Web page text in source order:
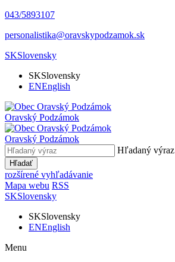
043/5893107
personalistika@oravskypodzamok.sk
SKSlovensky
SKSlovensky
ENEnglish
Oravský Podzámok
Oravský Podzámok
Hľadaný výraz
Hľadať
rozšírené vyhľadávanie
Mapa webu RSS
SKSlovensky
SKSlovensky
ENEnglish
Menu